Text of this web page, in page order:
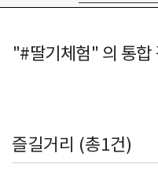
"#딸기체험" 의 통합
즐길거리 (총1건)